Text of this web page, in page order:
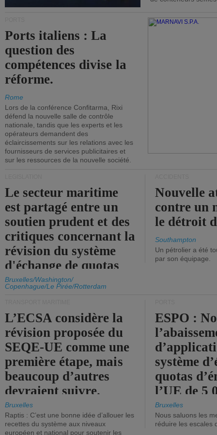
Ports italiens : La
question des
compétences divise la
réforme.
Rome
Lors de la conférence Confitarma, Rixi
défend la nouvelle salle de contrôle
nationale, tandis que les experts et les
opérateurs demandent des
éclaircissements sur les relations avec les
fournisseurs de services publicitaires et
sur les ressources de la nouvelle société.
Le secteur maritime
est partagé entre un
soutien prudent et des
critiques concernant la
révision du système
d'échange de quotas
d'émission de l'UE.
Bruxelles/Washington/
Copenhague/Le Pirée/Rotterdam
Nouvelle
contre un
le détroit
Southampton
Un pétrolier a été
par son équipage.
L’ECSA considère la
révision proposée du
SEQE-UE comme une
première étape, mais
beaucoup d’autres
devraient suivre.
Bruxelles
Raptis : C’est une bonne idée d’allouer les
recettes du système aux niveaux
européen et national pour soutenir les
ESPO :
système
quotas
l’UE de 5
tonneaux
brute.
Bruxelles
Nous saluons les
réduire les escales